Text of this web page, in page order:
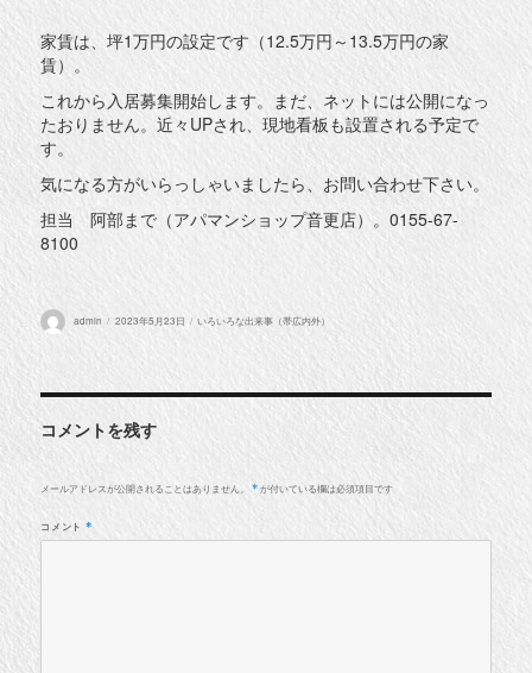
家賃は、坪1万円の設定です（12.5万円～13.5万円の家
賃）。
これから入居募集開始します。まだ、ネットには公開になっ
たおりません。近々UPされ、現地看板も設置される予定で
す。
気になる方がいらっしゃいましたら、お問い合わせ下さい。
担当 阿部まで（アパマンショップ音更店）。0155-67-
8100
投admin
投
2023年5月23日
カ
いろいろな出来事（帯広内外）
コメントを残す
メールアドレスが公開されることはありません。 * が付いている欄は必須項目です
コメント *